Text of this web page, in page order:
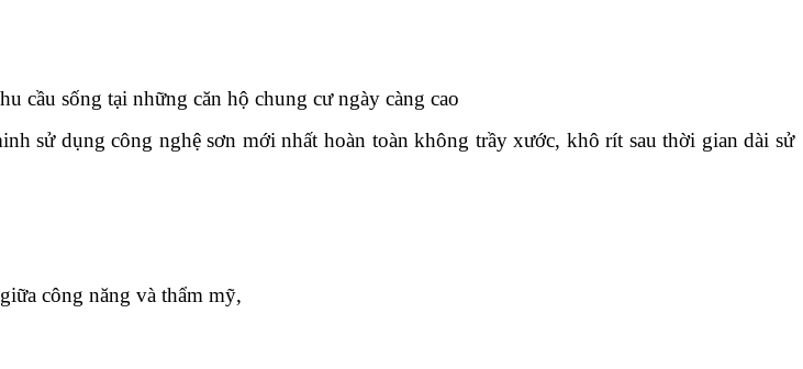
cầu sống tại những căn hộ chung cư ngày càng cao
sử dụng công nghệ sơn mới nhất hoàn toàn không trầy xước, khô rít sau thời gian dài sử
công năng và thẩm mỹ,